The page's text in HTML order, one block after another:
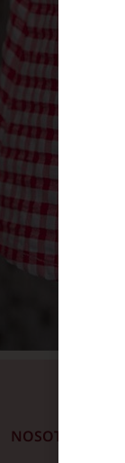
NOSOTRAS